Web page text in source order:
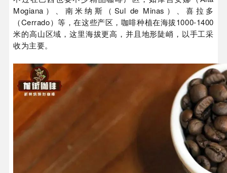
Mogiana）、南米纳斯（Sul de Minas）、喜拉多
（Cerrado）等，在这些产区，咖啡种植在海拔1000-1400
米的高山区域，这里海拔更高，并且地形陡峭，以手工采
收为主要。